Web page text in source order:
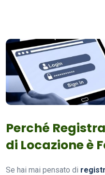
Perché
di Locazione è
Se hai mai pensato di